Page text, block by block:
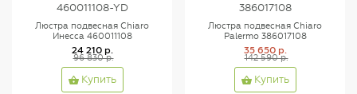
460011108-YD
Люстра подвесная Chiaro
Инесса 460011108
24 210 р.
96 830 р.
Купить
386017108
Люстра подвесная Chiaro
Palermo 386017108
35 650 р.
142 590 р.
Купить